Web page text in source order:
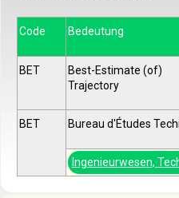
Code Bedeutung
BET
Best-Estimate (of)
Trajectory
BET Bureau d'Études
Ingenieurwesen,